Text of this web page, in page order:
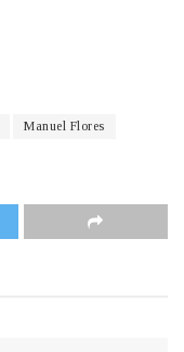
Manuel Flores